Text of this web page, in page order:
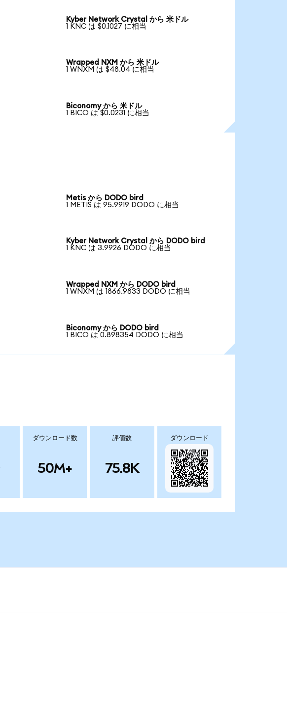
Kyber Network Crystal から 米ドル
1 KNC は $0.1027 に相当
Wrapped NXM から 米ドル
1 WNXM は $48.04 に相当
Biconomy から 米ドル
1 BICO は $0.0231 に相当
Metis から DODO bird
1 METIS は 95.9919 DODO に相当
Kyber Network Crystal から DODO bird
1 KNC は 3.9926 DODO に相当
Wrapped NXM から DODO bird
1 WNXM は 1866.9833 DODO に相当
Biconomy から DODO bird
1 BICO は 0.898354 DODO に相当
ダウンロード数
50M+
評価数
75.8K
ダウンロード